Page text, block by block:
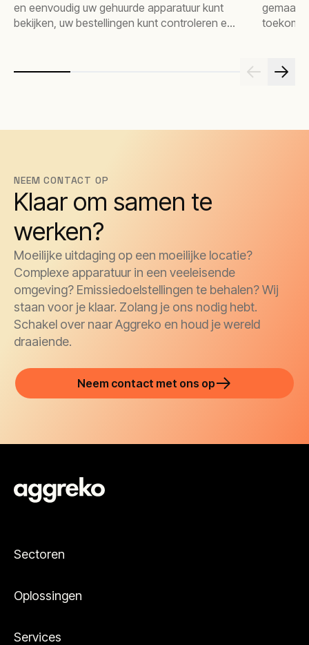
en eenvoudig uw gehuurde apparatuur kunt
bekijken, uw bestellingen kunt controleren en
NEEM CONTACT OP
Klaar om samen te
werken?
Moeilijke uitdaging op een moeilijke locatie?
Complexe apparatuur in een veeleisende
omgeving? Emissiedoelstellingen te behalen? Wij
staan voor je klaar. Zolang je ons nodig hebt.
Schakel over naar Aggreko en houd je wereld
draaiende.
Neem contact met ons op
Sectoren
Oplossingen
Services